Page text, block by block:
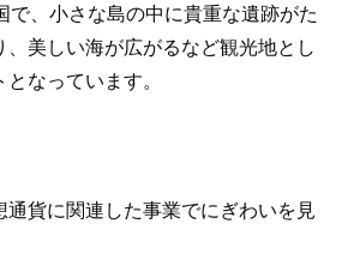
で、小さな島の中に貴重な遺跡がた
、美しい海が広がるなど観光地とし
なっています。
通貨に関連した事業でにぎわいを見